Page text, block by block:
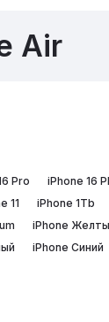
Air
Pro iPhone 16
11 iPhone 1Tb
iPhone
iPhone Синий